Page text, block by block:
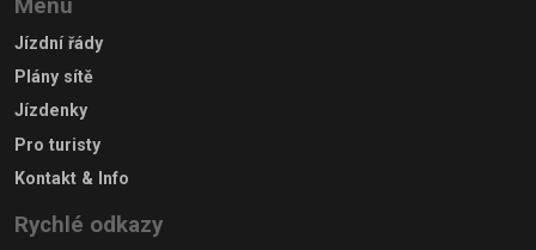
Menu
Jízdní řády
Plány sítě
Jízdenky
Pro turisty
Kontakt & Info
Rychlé odkazy